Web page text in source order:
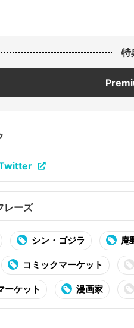
特
レーズ
シン・ゴジラ 庵
コミックマーケット
ーケット 漫画家